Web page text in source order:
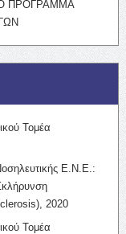
ΠΡΟΓΡΑΜΜΑ
Τομέα
Ε.Ν.Ε.:
2020
Τομέα